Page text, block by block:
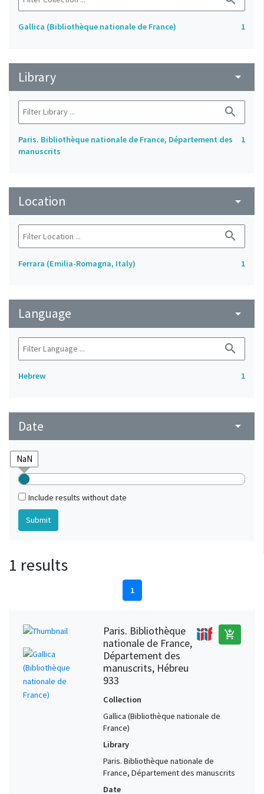
Gallica (Bibliothèque nationale de France) 1
Library arrow_drop_down
search
Paris. Bibliothèque nationale de France, Département des
manuscrits
1
Location arrow_drop_down
search
Ferrara (Emilia-Romagna, Italy) 1
Language arrow_drop_down
search
Hebrew 1
Date arrow_drop_down
Include results without date
1 results
1
Paris. Bibliothèque
nationale de France,
Département des
manuscrits, Hébreu
933
add_shopping_cart
Collection
Gallica (Bibliothèque nationale de
France)
Library
Paris. Bibliothèque nationale de
France, Département des manuscrits
Date